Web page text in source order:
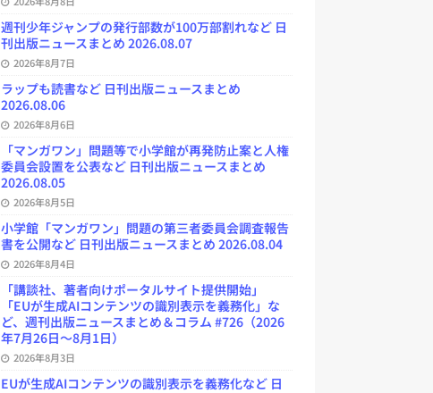
n
e
週刊少年ジャンプの発行部数が100万部割れなど 日
刊出版ニュースまとめ 2026.08.07
2026年8月7日
ラップも読書など 日刊出版ニュースまとめ
2026.08.06
2026年8月6日
「マンガワン」問題等で小学館が再発防止案と人権
委員会設置を公表など 日刊出版ニュースまとめ
2026.08.05
2026年8月5日
小学館「マンガワン」問題の第三者委員会調査報告
書を公開など 日刊出版ニュースまとめ 2026.08.04
2026年8月4日
「講談社、著者向けポータルサイト提供開始」
「EUが生成AIコンテンツの識別表示を義務化」な
ど、週刊出版ニュースまとめ＆コラム #726（2026
年7月26日～8月1日）
2026年8月3日
EUが生成AIコンテンツの識別表示を義務化など 日